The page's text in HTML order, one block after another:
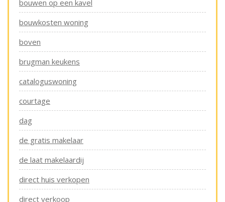
bouwen op een kavel
bouwkosten woning
boven
brugman keukens
cataloguswoning
courtage
dag
de gratis makelaar
de laat makelaardij
direct huis verkopen
direct verkoop